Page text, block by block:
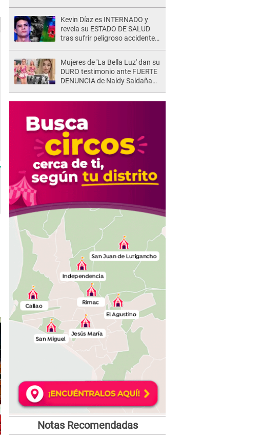
Kevin Díaz es INTERNADO y
revela su ESTADO DE SALUD
tras sufrir peligroso accidente
Mujeres de 'La Bella Luz' dan su
DURO testimonio ante FUERTE
DENUNCIA de Naldy Saldaña
Notas Recomendadas